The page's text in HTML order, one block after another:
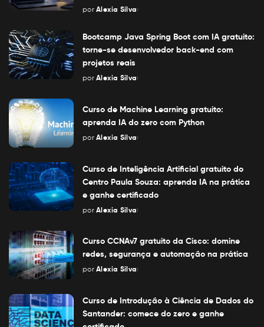
Posted
por Alexia Silva
Bootcamp Java Spring Boot com IA gratuito:
torne-se desenvolvedor back-end com
projetos reais
Posted
por Alexia Silva
Curso de Machine Learning gratuito:
aprenda IA do zero com Python
Posted
por Alexia Silva
Curso de Inteligência Artificial gratuito do
Centro Paula Souza: aprenda IA na prática
e ganhe certificado
Posted
por Alexia Silva
Curso CCNAv7 gratuito da Cisco: domine
redes, segurança e automação na prática
Posted
por Alexia Silva
Curso de Introdução à Ciência de Dados do
Santander: comece do zero e ganhe